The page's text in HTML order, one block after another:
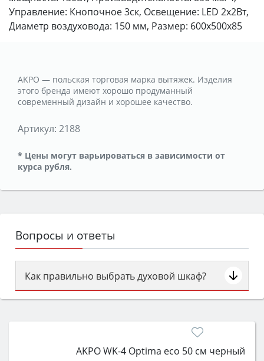
Управление: Кнопочное 3ск, Освещение: LED 2х2Вт,
Диаметр воздуховода: 150 мм, Размер: 600х500х85
AKPO — польская торговая марка вытяжек. Изделия
этого бренда имеют хорошо продуманный
современный дизайн и хорошее качество.
Артикул: 2188
* Цены могут варьироваться в зависимости от
курса рубля.
Вопросы и ответы
Как правильно выбрать духовой шкаф?
Сначала определитесь с типом (газовый или
затем смотрите на объём 50–70 л для семьи,
функции (конвекция, гриль, самоочистка,
AKPO WK-4 Optima eco 50 см черный